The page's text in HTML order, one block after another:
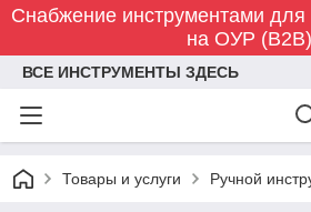
Снабжение инструментами для
на ОУР (B2B)
ВСЕ ИНСТРУМЕНТЫ ЗДЕСЬ
Товары и услуги Ручной